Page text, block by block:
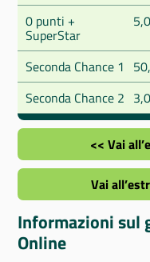
0 punti +
SuperStar
Seconda Chance 1
Seconda Chance 2
<< Vai
Vai
Informazioni sul
Online